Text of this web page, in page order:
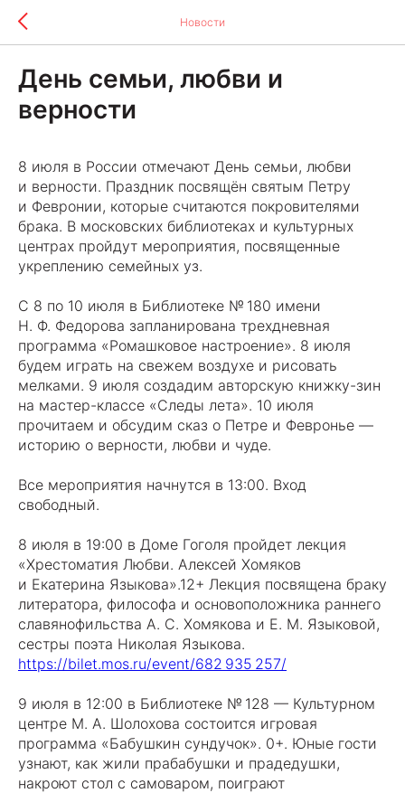
Новости
День семьи, любви и
верности
8 июля в России отмечают День семьи, любви
и верности. Праздник посвящён святым Петру
и Февронии, которые считаются покровителями
брака. В московских библиотеках и культурных
центрах пройдут мероприятия, посвященные
укреплению семейных уз.
С 8 по 10 июля в Библиотеке № 180 имени
Н. Ф. Федорова запланирована трехдневная
программа «Ромашковое настроение». 8 июля
будем играть на свежем воздухе и рисовать
мелками. 9 июля создадим авторскую книжку-зин
на мастер-классе «Следы лета». 10 июля
прочитаем и обсудим сказ о Петре и Февронье —
историю о верности, любви и чуде.
Все мероприятия начнутся в 13:00. Вход
свободный.
8 июля в 19:00 в Доме Гоголя пройдет лекция
«Хрестоматия Любви. Алексей Хомяков
и Екатерина Языкова».12+ Лекция посвящена браку
литератора, философа и основоположника раннего
славянофильства А. С. Хомякова и Е. М. Языковой,
сестры поэта Николая Языкова.
https://bilet.mos.ru/event/682 935 257/
9 июля в 12:00 в Библиотеке № 128 — Культурном
центре М. А. Шолохова состоится игровая
программа «Бабушкин сундучок». 0+. Юные гости
узнают, как жили прабабушки и прадедушки,
накроют стол с самоваром, поиграют